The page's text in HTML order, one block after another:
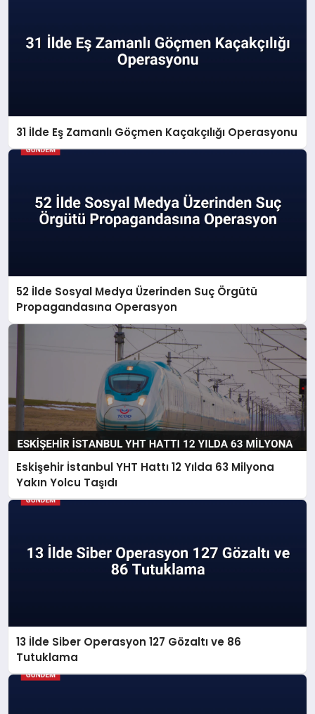
31 İlde Eş Zamanlı Göçmen Kaçakçılığı Operasyonu
52 İlde Sosyal Medya Üzerinden Suç Örgütü
Propagandasına Operasyon
Eskişehir İstanbul YHT Hattı 12 Yılda 63 Milyona
Yakın Yolcu Taşıdı
13 İlde Siber Operasyon 127 Gözaltı ve 86
Tutuklama